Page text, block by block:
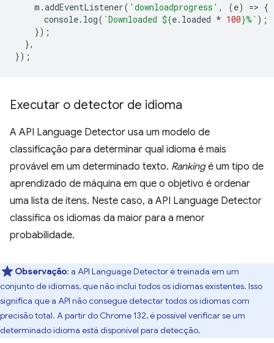
m .addEventListener( 'downloadprogress' , (e) => {
console. log( `Downloaded ${e. loaded * 100}%` );
});
},
});
Executar o detector de idioma
A API Language Detector usa um modelo de
classificação para determinar qual idioma é mais
provável em um determinado texto. Rankingé um tipo de
aprendizado de máquina em que o objetivo é ordenar
uma lista de itens. Neste caso, a API Language Detector
classifica os idiomas da maior para a menor
probabilidade.
Observação: a API Language Detector é treinada em um
conjunto de idiomas, que não inclui todos os idiomas existentes. Isso
significa que a API não consegue detectar todos os idiomas com
precisão total. A partir do Chrome 132, é possível verificar se um
determinado idioma está disponível para detecção.